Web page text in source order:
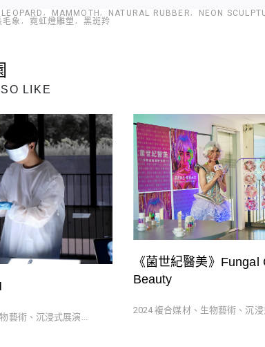
LEOPARD MAMMOTH NATURAL RUBBER NEON
毛象 霓虹燈雕塑 黑斑羚
LIKE
藝術、沉浸式展演...
《菌世紀醫美》Fungal
Beauty
2024 複合媒材、生物藝術、沉浸